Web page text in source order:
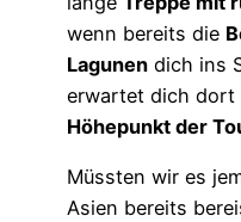
wenn bereits die
Lagunen dich ins
erwartet dich dort
Höhepunkt der
Müssten wir es
Asien bereits